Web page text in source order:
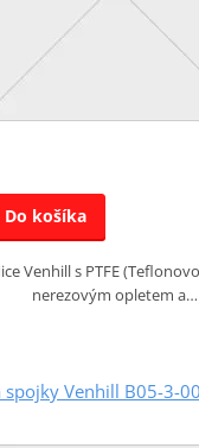
Do košíka
Venhill s PTFE
nerezovým opletem a…
spojky Venhill B05-3-